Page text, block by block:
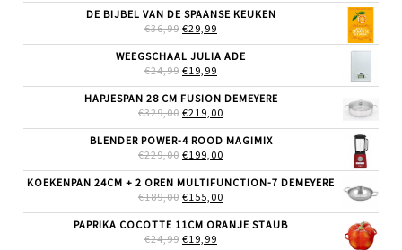
WAS:
€129,00.
IS:
DE BIJBEL VAN DE SPAANSE KEUKEN
€36,99 OORSPRONKELIJKE
WAS:
€36,99.
€29,99
IS:
WEEGSCHAAL JULIA ADE
€24,99 OORSPRONKELIJKE
WAS:
€24,99.
€19,99
IS:
€19,99.
HAPJESPAN 28 CM FUSION DEMEYERE
€329,00 OORSPRONKELIJKE
WAS:
€329,00.
€219,00
IS:
BLENDER POWER-4 ROOD MAGIMIX
€229,00 OORSPRONKELIJKE
WAS:
€229,00.
€199,00
IS:
KOEKENPAN 24CM + 2 OREN MULTIFUNCTION-7 DEMEYERE
€189,00 OORSPRONKELIJKE
WAS:
€189,00.
€155,00
IS:
PAPRIKA COCOTTE 11CM ORANJE STAUB
€24,99 OORSPRONKELIJKE
€19,99